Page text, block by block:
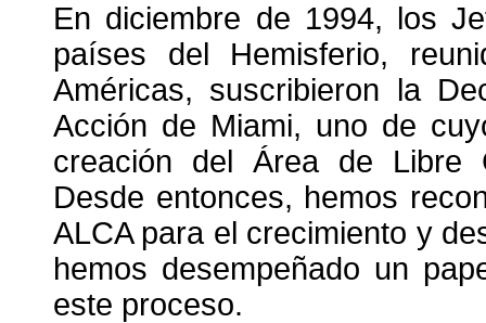
En diciembre de 1994, los
países del Hemisferio,
Américas, suscribieron la
Acción de Miami, uno de
creación del Área de Libre
Desde entonces, hemos
ALCA para el crecimiento y
hemos desempeñado un
este proceso.